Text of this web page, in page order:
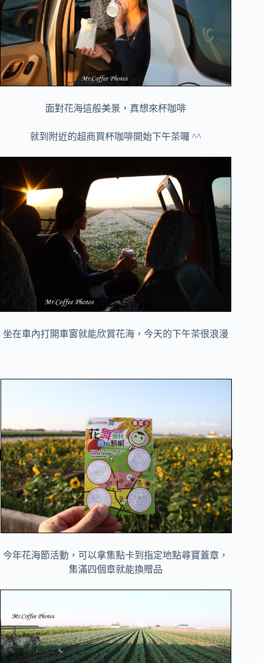
面對花海這般美景，真想來杯咖啡
就到附近的超商買杯咖啡開始下午茶囉 ^^
坐在車內打開車窗就能欣賞花海，今天的下午茶很浪漫
今年花海節活動，可以拿集點卡到指定地點尋寶蓋章，
集滿四個章就能換贈品